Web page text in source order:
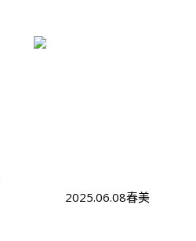
2025.06.08春美